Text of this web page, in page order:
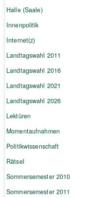
Halle (Saale)
Innenpolitik
Internet(z)
Landtagswahl 2011
Landtagswahl 2016
Landtagswahl 2021
Landtagswahl 2026
Lektüren
Momentaufnahmen
Politikwissenschaft
Rätsel
Sommersemester 2010
Sommersemester 2011